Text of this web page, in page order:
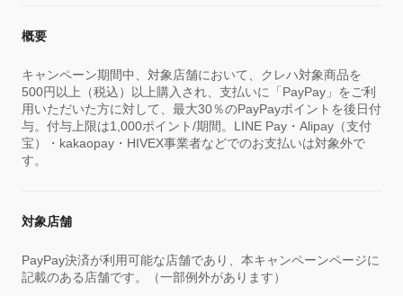
概要
キャンペーン期間中、対象店舗において、クレハ対象商品を
500円以上（税込）以上購入され、支払いに「PayPay」をご利
用いただいた方に対して、最大30％のPayPayポイントを後日付
与。付与上限は1,000ポイント/期間。LINE Pay・Alipay（支付
宝）・kakaopay・HIVEX事業者などでのお支払いは対象外で
す。
対象店舗
PayPay決済が利用可能な店舗であり、本キャンペーンページに
記載のある店舗です。（一部例外があります）